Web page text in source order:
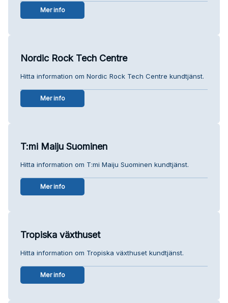
Mer info
Nordic Rock Tech Centre
Hitta information om Nordic Rock Tech Centre kundtjänst.
Mer info
T:mi Maiju Suominen
Hitta information om T:mi Maiju Suominen kundtjänst.
Mer info
Tropiska växthuset
Hitta information om Tropiska växthuset kundtjänst.
Mer info